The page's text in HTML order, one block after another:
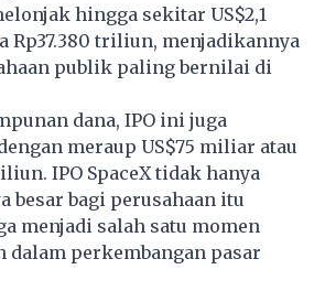
hingga sekitar US$2,1
Rp37.380 triliun, menjadikannya
publik paling bernilai di
dana, IPO ini juga
meraup US$75 miliar atau
IPO SpaceX tidak hanya
besar bagi perusahaan itu
menjadi salah satu momen
dalam perkembangan pasar